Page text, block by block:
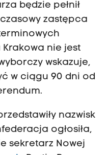
będzie pełnił
zastępca
nie jest
wskazuje,
w ciągu 90 dni od
nazwisk
ogłosiła,
sekretarz Nowej